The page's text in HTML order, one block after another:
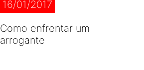
16/01/2017
Como enfrentar um
arrogante